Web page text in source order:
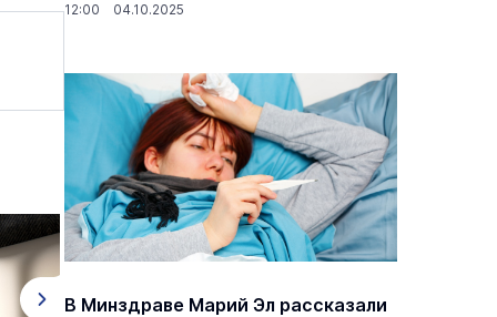
12:00 04.10.2025
В Минздраве Марий Эл рассказали